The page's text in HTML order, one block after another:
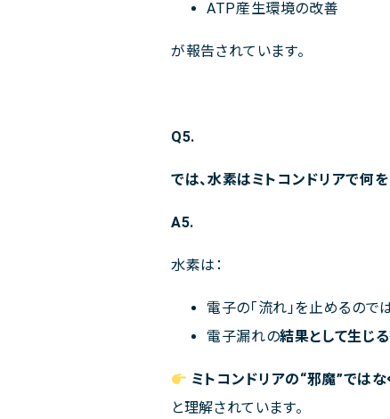
ATP産生環境の改善
が報告されています。
Q5.
では、水素はミトコンドリアで何
A5.
水素は：
電子の「流れ」を止めるので
電子漏れの結果として生じ
ミトコンドリアの“邪魔”ではな
と理解されています。